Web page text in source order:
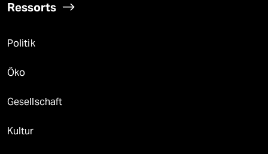
Ressorts
Politik
Öko
Gesellschaft
Kultur